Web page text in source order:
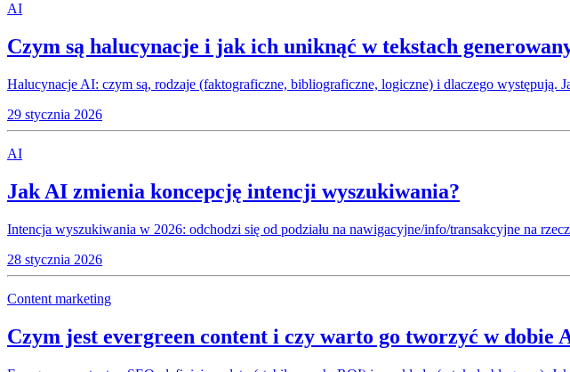
AI
Czym są halucynacje i jak ich uniknąć w tekstach
Halucynacje AI: czym są, rodzaje (faktograficzne, bibliograficzne, logiczne) i dlaczego występują.
29 stycznia 2026
AI
Jak AI zmienia koncepcję intencji wyszukiwania?
Intencja wyszukiwania w 2026: odchodzi się od podziału na nawigacyjne/info/transakcyjne na
28 stycznia 2026
Content marketing
Czym jest evergreen content i czy warto go tworzyć w dobie